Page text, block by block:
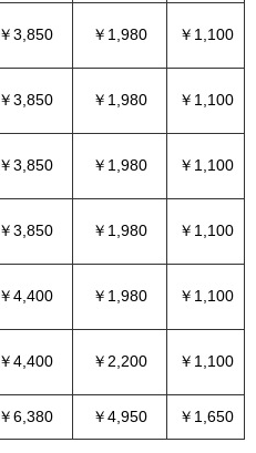
￥3,850 ￥1,980 ￥1,100
￥3,850 ￥1,980 ￥1,100
￥3,850 ￥1,980 ￥1,100
￥3,850 ￥1,980 ￥1,100
￥4,400 ￥1,980 ￥1,100
￥4,400 ￥2,200 ￥1,100
￥6,380 ￥4,950 ￥1,650